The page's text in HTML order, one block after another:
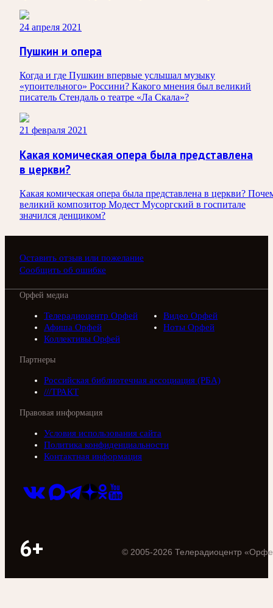
24 апреля 2021
Пушкин и опера
Когда и где Пушкин впервые услышал музыку
«упоительного» Россини? Какого мнения был великий
писатель Стендаль о театре «Ла Скала»?
21 февраля 2021
Какая комическая опера была представлена
в церкви?
Какая комическая опера была представлена в церкви?
великий композитор Модест Мусоргский в госпитале
значился денщиком?
Оставить отзыв или пожелание
Сообщить об ошибке
Орфей медиа
Телерадиоцентр Орфей
Видео Орфей
Афиша Орфей
Ноты Орфей
Коллективы Орфей
Партнеры
Российская библиотечная ассоциация (РБА)
///ТРАКТ
Правовая информация
Условия использования сайта
Политика конфиденциальности
Контактная информация
6+ © 2005-2026 Телерадиоцентр